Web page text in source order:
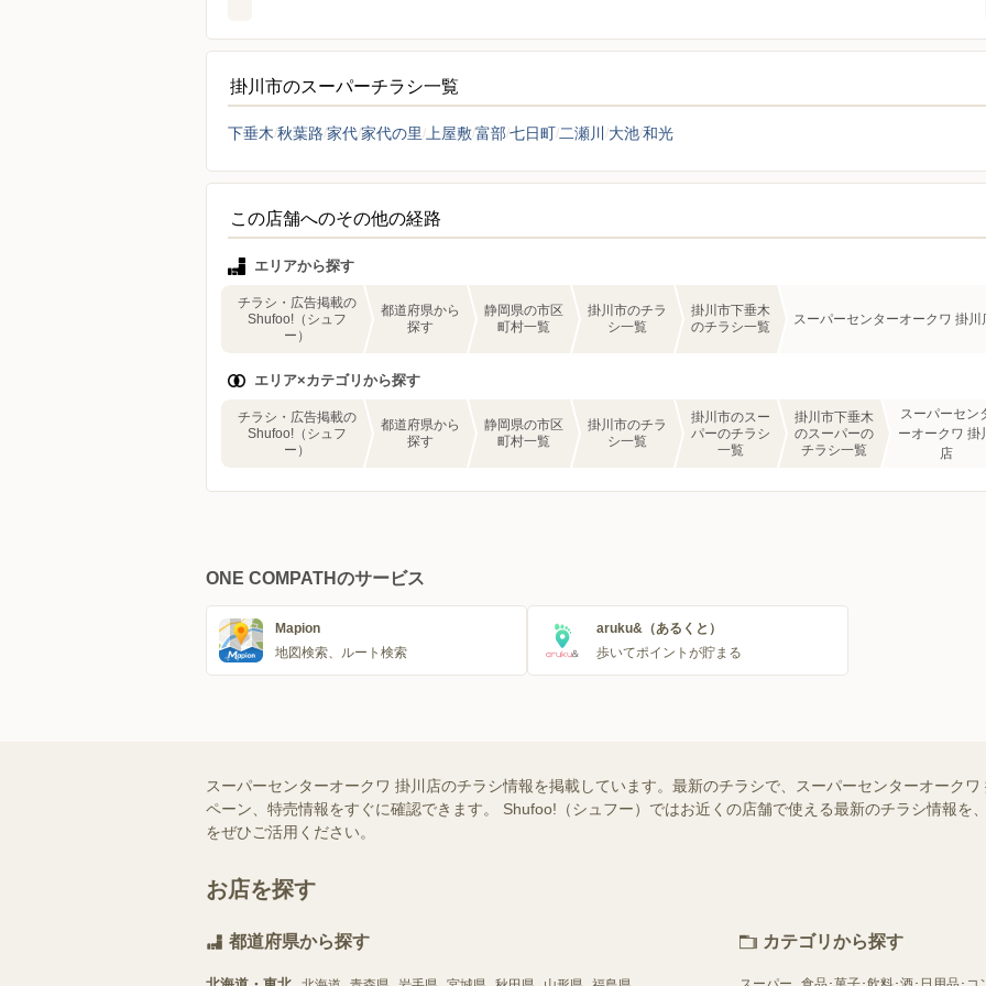
掛川市のスーパーチラシ一覧
下垂木 秋葉路 家代家代の里 上屋敷富部七日町 二瀬川 大池和光
この店舗へのその他の経路
エリアから探す
チラシ・広告掲載の
Shufoo!（シュフ
ー）
都道府県から
探す
静岡県の市区
町村一覧
掛川市のチラ
シ一覧
掛川市下垂木
のチラシ一覧
スーパーセンターオークワ 掛川
エリア×カテゴリから探す
チラシ・広告掲載の
Shufoo!（シュフ
ー）
都道府県から
探す
静岡県の市区
町村一覧
掛川市のチラ
シ一覧
掛川市のスー
パーのチラシ
一覧
掛川市下垂木
のスーパーの
チラシ一覧
スーパーセン
ーオークワ 掛
店
ONE COMPATHのサービス
Mapion
地図検索、ルート検索
aruku&（あるくと）
歩いてポイントが貯まる
スーパーセンターオークワ 掛川店のチラシ情報を掲載しています。最新のチラシで、スーパーセンターオーク
ペーン、特売情報をすぐに確認できます。 Shufoo!（シュフー）ではお近くの店舗で使える最新のチラシ情報を
をぜひご活用ください。
お店を探す
都道府県から探す カテゴリから探す